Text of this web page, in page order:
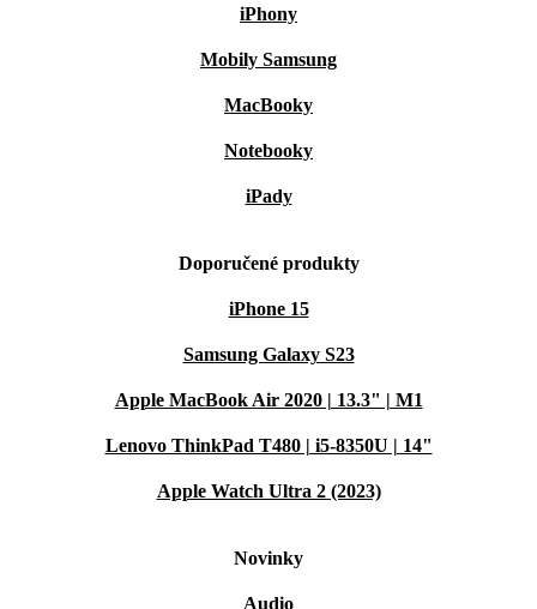
iPhony
Mobily Samsung
MacBooky
Notebooky
iPady
Doporučené produkty
iPhone 15
Samsung Galaxy S23
Apple MacBook Air 2020 | 13.3" | M1
Lenovo ThinkPad T480 | i5-8350U | 14"
Apple Watch Ultra 2 (2023)
Novinky
Audio